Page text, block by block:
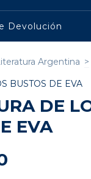
Devolución
Argentina >
BUSTOS DE EVA
DE
EVA